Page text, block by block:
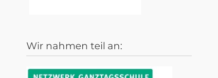
Wir nahmen teil an: